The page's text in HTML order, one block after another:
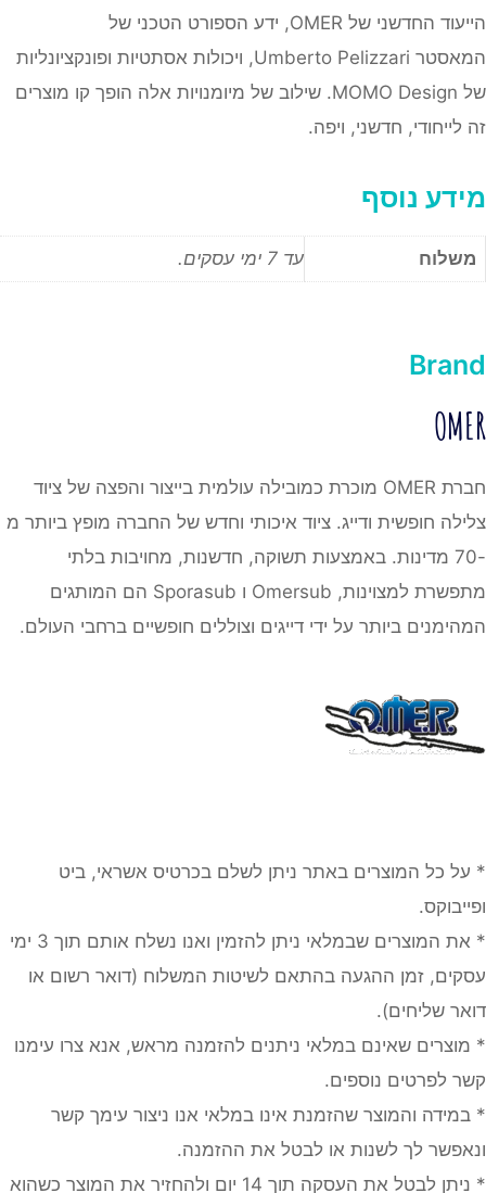
הייעוד החדשני של OMER, ידע הספורט הטכני של
המאסטר Umberto Pelizzari, ויכולות אסתטיות ופונקציונליות
של MOMO Design. שילוב של מיומנויות אלה הופך קו מוצרים
זה לייחודי, חדשני, ויפה.
מידע נוסף
משלוח עד 7 ימי עסקים.
Brand
OMER
חברת OMER מוכרת כמובילה עולמית בייצור והפצה של ציוד
צלילה חופשית ודייג. ציוד איכותי וחדש של החברה מופץ ביותר מ
-70 מדינות. באמצעות תשוקה, חדשנות, מחויבות בלתי
מתפשרת למצוינות, Omersub ו Sporasub הם המותגים
המהימנים ביותר על ידי דייגים וצוללים חופשיים ברחבי העולם.
* על כל המוצרים באתר ניתן לשלם בכרטיס אשראי, ביט
ופייבוקס.
* את המוצרים שבמלאי ניתן להזמין ואנו נשלח אותם תוך 3 ימי
עסקים, זמן ההגעה בהתאם לשיטות המשלוח (דואר רשום או
דואר שליחים).
* מוצרים שאינם במלאי ניתנים להזמנה מראש, אנא צרו עימנו
קשר לפרטים נוספים.
* במידה והמוצר שהזמנת אינו במלאי אנו ניצור עימך קשר
ונאפשר לך לשנות או לבטל את ההזמנה.
* ניתן לבטל את העסקה תוך 14 יום ולהחזיר את המוצר כשהוא